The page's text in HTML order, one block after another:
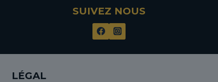
SUIVEZ NOUS
LÉGAL